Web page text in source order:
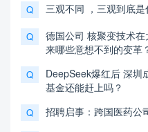
Q 三观不同 ，三观到底是
Q
德国公司 核聚变技术
来哪些意想不到的变革
Q
DeepSeek爆红后 深圳
基金还能赶上吗？
Q
招聘启事：跨国医药公